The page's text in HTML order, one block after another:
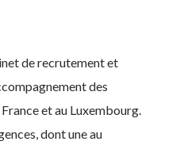
de recrutement et
des
et au Luxembourg.
dont une au